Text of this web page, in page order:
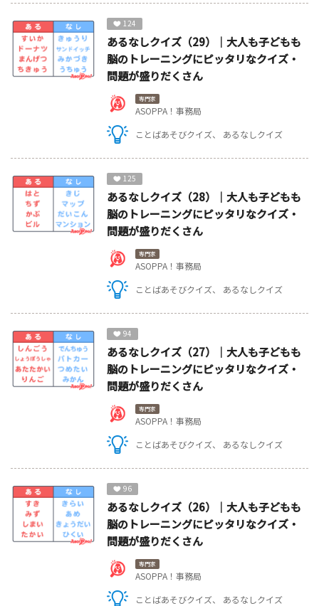
124
あるなしクイズ（29）｜大人も子どもも
脳のトレーニングにピッタリなクイズ・
問題が盛りだくさん
専門家
ASOPPA！事務局
ことばあそびクイズ
あるなしクイズ
125
あるなしクイズ（28）｜大人も子どもも
脳のトレーニングにピッタリなクイズ・
問題が盛りだくさん
専門家
ASOPPA！事務局
ことばあそびクイズ
あるなしクイズ
94
あるなしクイズ（27）｜大人も子どもも
脳のトレーニングにピッタリなクイズ・
問題が盛りだくさん
専門家
ASOPPA！事務局
ことばあそびクイズ
あるなしクイズ
96
あるなしクイズ（26）｜大人も子どもも
脳のトレーニングにピッタリなクイズ・
問題が盛りだくさん
専門家
ASOPPA！事務局
ことばあそびクイズ
あるなしクイズ